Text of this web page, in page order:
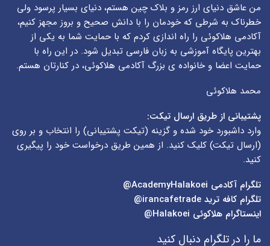
من عاشق دنیای ارز رمز و بلاک چین هستم، دنیای بسیار پرسود ولی
خطرناک به شرطی که خودمان را با دانش صحیح و بروز مجهز کنیم،
آکادمی هلاکوئی را راه اندازی کردم که با حمایت شما به یکی از
بهترین پایگاه آموزشی به زبان فارسی تبدیل شود. در این راه با
حمایت اعضا و خانواده ی بزرگ آکادمی هلاکوئی، در کنارتان هستم.
محمد هلاکوئی
پشتیبانی از طریق ارسال تیکت:
وارد داشبورد خود شده و گزینه (تیکت پشتیبانی) را انتخاب و بر روی
(ارسال تیکت) کلیک کنید. از همین طریق درخواست خود را پیگیری
کنید.
تلگرام آکادمی
تلگرام کافه ترید irancafetrade@
اینستاگرام هلاکوئی Halakoei@
ما را در تلگرام دنبال کنید